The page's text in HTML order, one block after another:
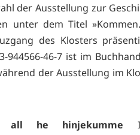
der Ausstellung zur
unter dem Titel
des Klosters
944566-46-7 ist im
der Ausstellung im
all he hinjekumme